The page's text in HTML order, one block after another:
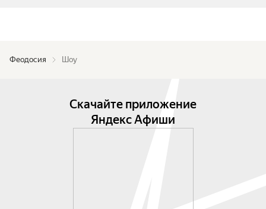
Феодосия Шоу
Скачайте приложение
Яндекс Афиши